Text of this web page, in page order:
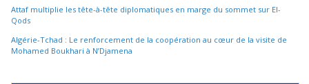
Attaf multiplie les tête-à-tête diplomatiques en marge du sommet sur El-
Qods
Algérie-Tchad : Le renforcement de la coopération au cœur de la visite de
Mohamed Boukhari à N’Djamena